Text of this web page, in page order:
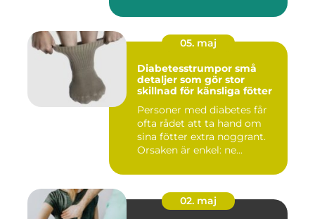
05. maj
Diabetesstrumpor små
detaljer som gör stor
skillnad för känsliga fötter
Personer med diabetes får
ofta rådet att ta hand om
sina fötter extra noggrant.
Orsaken är enkel: ne...
02. maj